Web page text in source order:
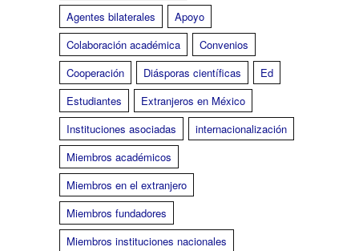
Agentes bilaterales
Apoyo
Colaboración académica
Convenios
Cooperación
Diásporas científicas
Ed
Estudiantes
Extranjeros en México
Instituciones asociadas
internacionalización
Miembros académicos
Miembros en el extranjero
Miembros fundadores
Miembros instituciones nacionales